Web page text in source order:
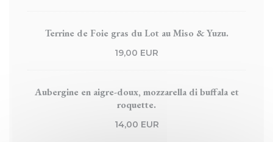
Terrine de Foie gras du Lot au Miso & Yuzu.
19,00 EUR
Aubergine en aigre-doux, mozzarella di buffala et
roquette.
14,00 EUR